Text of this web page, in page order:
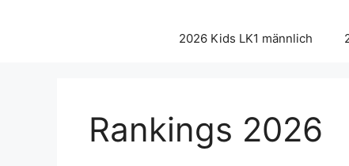
2026 Kids LK1 männlich
Rankings 2026